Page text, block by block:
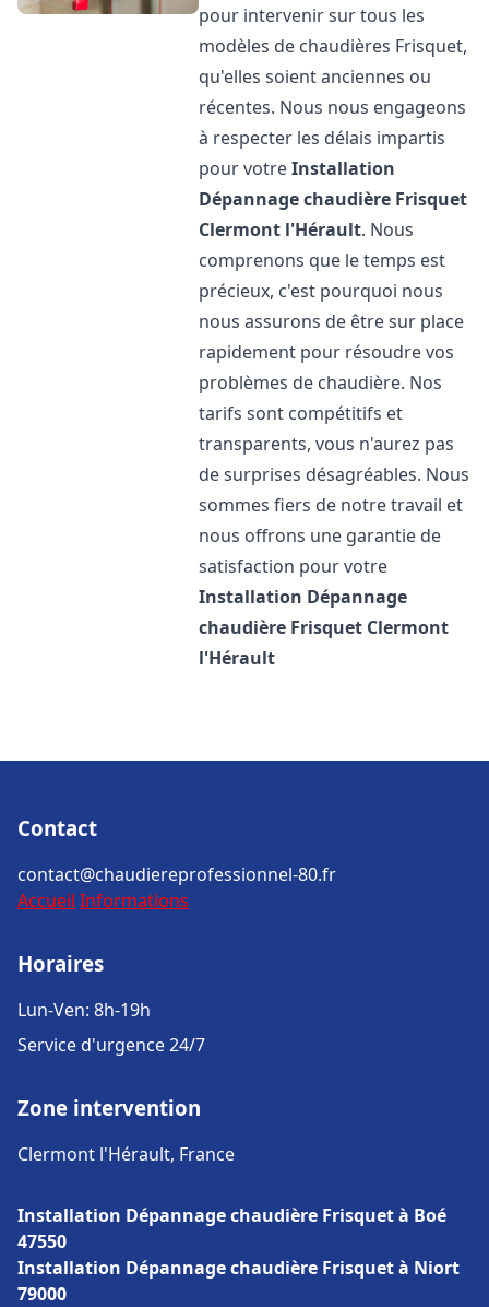
pour intervenir sur tous les
modèles de chaudières Frisquet,
qu'elles soient anciennes ou
récentes. Nous nous engageons
à respecter les délais impartis
pour votreInstallation
Dépannage chaudière Frisquet
Clermont l'Hérault. Nous
comprenons que le temps est
précieux, c'est pourquoi nous
nous assurons de être sur place
rapidement pour résoudre vos
problèmes de chaudière. Nos
tarifs sont compétitifs et
transparents, vous n'aurez pas
de surprises désagréables. Nous
sommes fiers de notre travail et
nous offrons une garantie de
satisfaction pour votre
Installation Dépannage
chaudière Frisquet Clermont
l'Hérault
Contact
contact@chaudiereprofessionnel-80.fr
Accueil Informations
Horaires
Lun-Ven: 8h-19h
Service d'urgence 24/7
Zone intervention
Clermont l'Hérault, France
Installation Dépannage chaudière Frisquet à Boé
47550
Installation Dépannage chaudière Frisquet à Niort
79000